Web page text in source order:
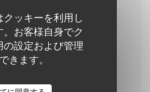
クッキーを利用し
。お客様自身でク
の設定および管理
きます。
cornichons & cheddar
24,20 EUR
En Welsh
burger